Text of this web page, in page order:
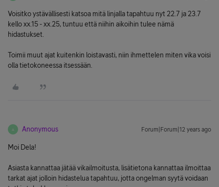
Voisitko ystävällisesti katsoa mitä linjalla tapahtuu nyt 22.7 ja 23.7
kello xx.15 - xx.25, tuntuu että niihin aikoihin tulee nämä
hidastukset.
Toimii muut ajat kuitenkin loistavasti, niin ihmettelen miten vika voisi
olla tietokoneessa itsessään.
A Anonymous Forum|Forum|12 years ago
Moi Dela!
Asiasta kannattaa jätää vikailmoitusta, lisätietona kannattaa ilmoittaa
tarkat ajat jolloin hidastelua tapahtuu, jotta ongelman syytä voidaan